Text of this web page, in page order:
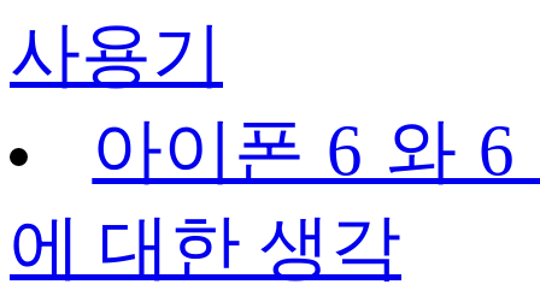
사용기
아이폰 6 와
에 대한 생각